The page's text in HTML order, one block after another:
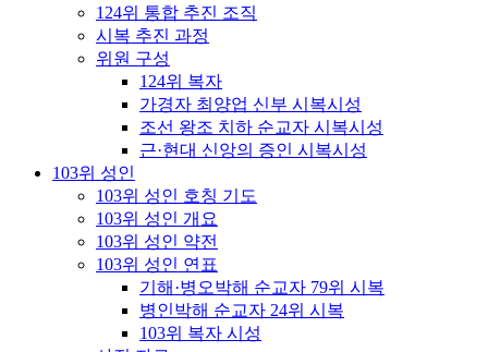
124위 통합 추진 조직
시복 추진 과정
위원 구성
124위 복자
가경자 최양업 신부 시복시성
조선 왕조 치하 순교자 시복시성
근·현대 신앙의 증인 시복시성
103위 성인
103위 성인 호칭 기도
103위 성인 개요
103위 성인 약전
103위 성인 연표
기해·병오박해 순교자 79위 시복
병인박해 순교자 24위 시복
103위 복자 시성